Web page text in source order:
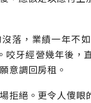
落，業績一年不
咬牙經營幾年後，
意調回房租。
拒絕。更令人傻